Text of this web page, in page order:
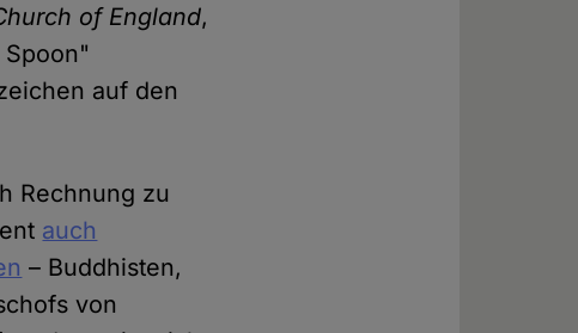
of England,
auf den
Rechnung zu
auch
– Buddhisten,
von